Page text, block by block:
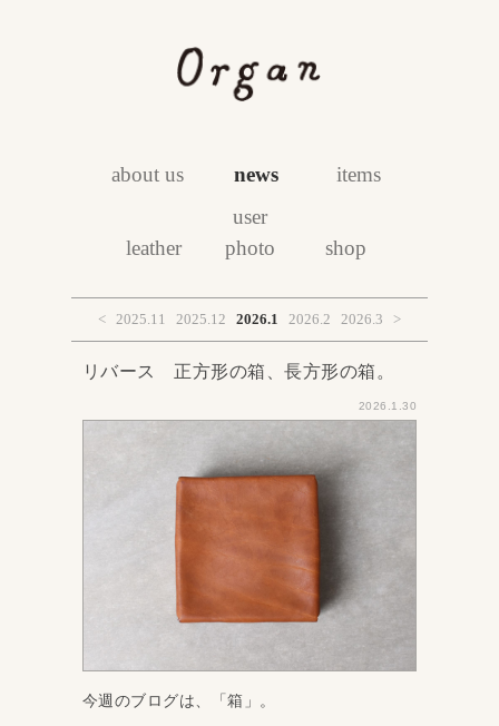
about us news items
leather
user
photo
shop
< 2025.11 2025.12 2026.1 2026.2 2026.3 >
リバース 正方形の箱、長方形の箱。
2026.1.30
今週のブログは、「箱」。